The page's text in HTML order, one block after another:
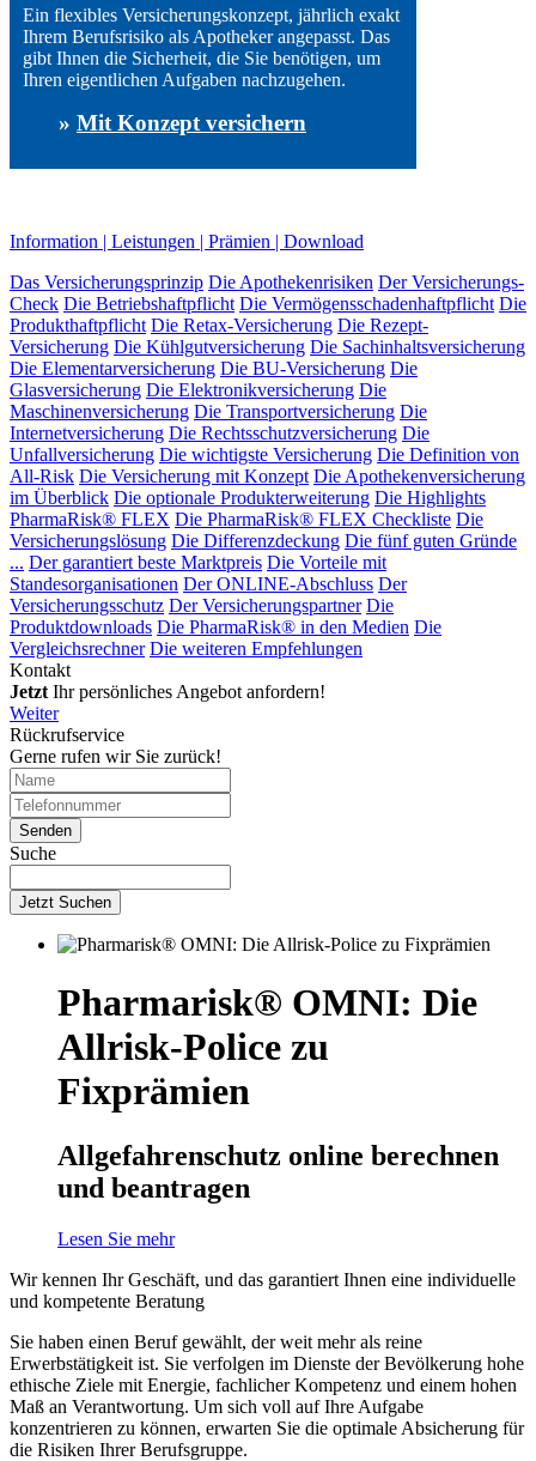
Ein flexibles Versicherungskonzept, jährlich exakt
Ihrem Berufsrisiko als Apotheker angepasst. Das
gibt Ihnen die Sicherheit, die Sie benötigen, um
Ihren eigentlichen Aufgaben nachzugehen.
» Mit Konzept versichern
Information | Leistungen | Prämien | Download
Das Versicherungsprinzip Die Apothekenrisiken Der Versicherungs-
Check Die Betriebshaftpflicht Die Vermögensschadenhaftpflicht Die
Produkthaftpflicht Die Retax-Versicherung Die Rezept-
Versicherung Die Kühlgutversicherung Die Sachinhaltsversicherung
Die Elementarversicherung Die BU-Versicherung Die
Glasversicherung Die Elektronikversicherung Die
Maschinenversicherung Die Transportversicherung Die
Internetversicherung Die Rechtsschutzversicherung Die
Unfallversicherung Die wichtigste Versicherung Die Definition von
All-Risk Die Versicherung mit Konzept Die Apothekenversicherung
im Überblick Die optionale Produkterweiterung Die Highlights
PharmaRisk® FLEX Die PharmaRisk® FLEX Checkliste Die
Versicherungslösung Die Differenzdeckung Die fünf guten Gründe
... Der garantiert beste Marktpreis Die Vorteile mit
Standesorganisationen Der ONLINE-Abschluss Der
Versicherungsschutz Der Versicherungspartner Die
Produktdownloads Die PharmaRisk® in den Medien Die
Vergleichsrechner Die weiteren Empfehlungen
Kontakt
Jetzt Ihr persönliches Angebot anfordern!
Weiter
Rückrufservice
Gerne rufen wir Sie zurück!
Suche
Jetzt Suchen
Pharmarisk® OMNI: Die
Allrisk-Police zu
Fixprämien
Allgefahrenschutz online berechnen
und beantragen
Lesen Sie mehr
Wir kennen Ihr Geschäft, und das garantiert Ihnen eine individuelle
und kompetente Beratung
Sie haben einen Beruf gewählt, der weit mehr als reine
Erwerbstätigkeit ist. Sie verfolgen im Dienste der Bevölkerung hohe
ethische Ziele mit Energie, fachlicher Kompetenz und einem hohen
Maß an Verantwortung. Um sich voll auf Ihre Aufgabe
konzentrieren zu können, erwarten Sie die optimale Absicherung für
die Risiken Ihrer Berufsgruppe.